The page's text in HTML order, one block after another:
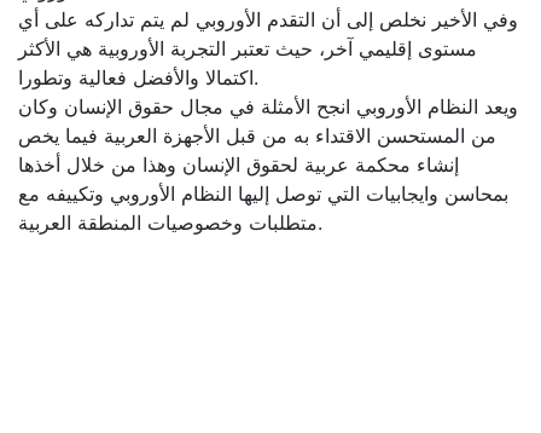
وفي الأخير نخلص إلى أن التقدم الأوروبي لم يتم تداركه على أي
مستوى إقليمي آخر، حيث تعتبر التجربة الأوروبية هي الأكثر
اكتمالا والأفضل فعالية وتطورا.
ويعد النظام الأوروبي انجح الأمثلة في مجال حقوق الإنسان وكان
من المستحسن الاقتداء به من قبل الأجهزة العربية فيما يخص
إنشاء محكمة عربية لحقوق الإنسان وهذا من خلال أخذها
بمحاسن وايجابيات التي توصل إليها النظام الأوروبي وتكييفه مع
متطلبات وخصوصيات المنطقة العربية.